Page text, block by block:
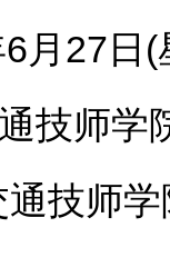
27日(
技师学
技师学